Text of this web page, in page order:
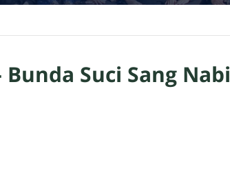
Suci Sang Nabi